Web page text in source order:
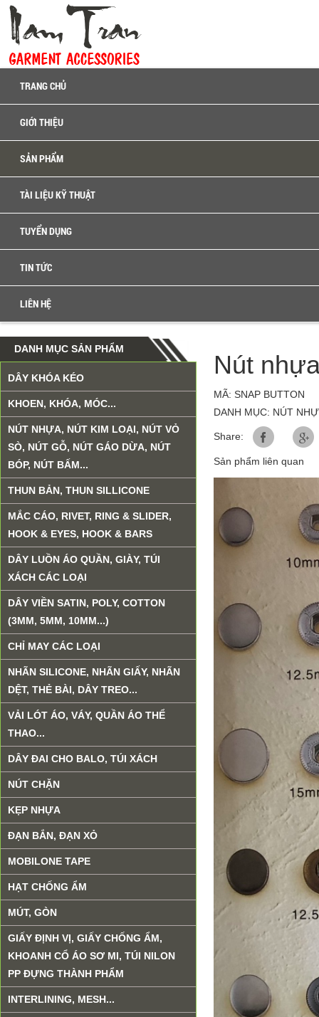
TRANG CHỦ
GIỚI THIỆU
SẢN PHẨM
TÀI LIỆU KỸ THUẬT
TUYỂN DỤNG
TIN TỨC
LIÊN HỆ
DANH MỤC SẢN PHẨM
DÂY KHÓA KÉO
KHOEN, KHÓA, MÓC...
NÚT NHỰA, NÚT KIM LOẠI, NÚT VỎ
SÒ, NÚT GỖ, NÚT GÁO DỪA, NÚT
BÓP, NÚT BẤM...
THUN BẢN, THUN SILLICONE
MẮC CÁO, RIVET, RING & SLIDER,
HOOK & EYES, HOOK & BARS
DÂY LUỒN ÁO QUẦN, GIÀY, TÚI
XÁCH CÁC LOẠI
DÂY VIỀN SATIN, POLY, COTTON
(3MM, 5MM, 10MM...)
CHỈ MAY CÁC LOẠI
NHÃN SILICONE, NHÃN GIẤY, NHÃN
DỆT, THẺ BÀI, DÂY TREO...
VẢI LÓT ÁO, VÁY, QUẦN ÁO THỂ
THAO...
DÂY ĐAI CHO BALO, TÚI XÁCH
NÚT CHẶN
KẸP NHỰA
ĐẠN BẮN, ĐẠN XỎ
MOBILONE TAPE
HẠT CHỐNG ẨM
MÚT, GÒN
GIẤY ĐỊNH VỊ, GIẤY CHỐNG ẨM,
KHOANH CỔ ÁO SƠ MI, TÚI NILON
PP ĐỰNG THÀNH PHẨM
INTERLINING, MESH...
Nút
MÃ: SNAP BUTTON
DANH MỤC: NÚT
Share:
Sản phẩm liên quan